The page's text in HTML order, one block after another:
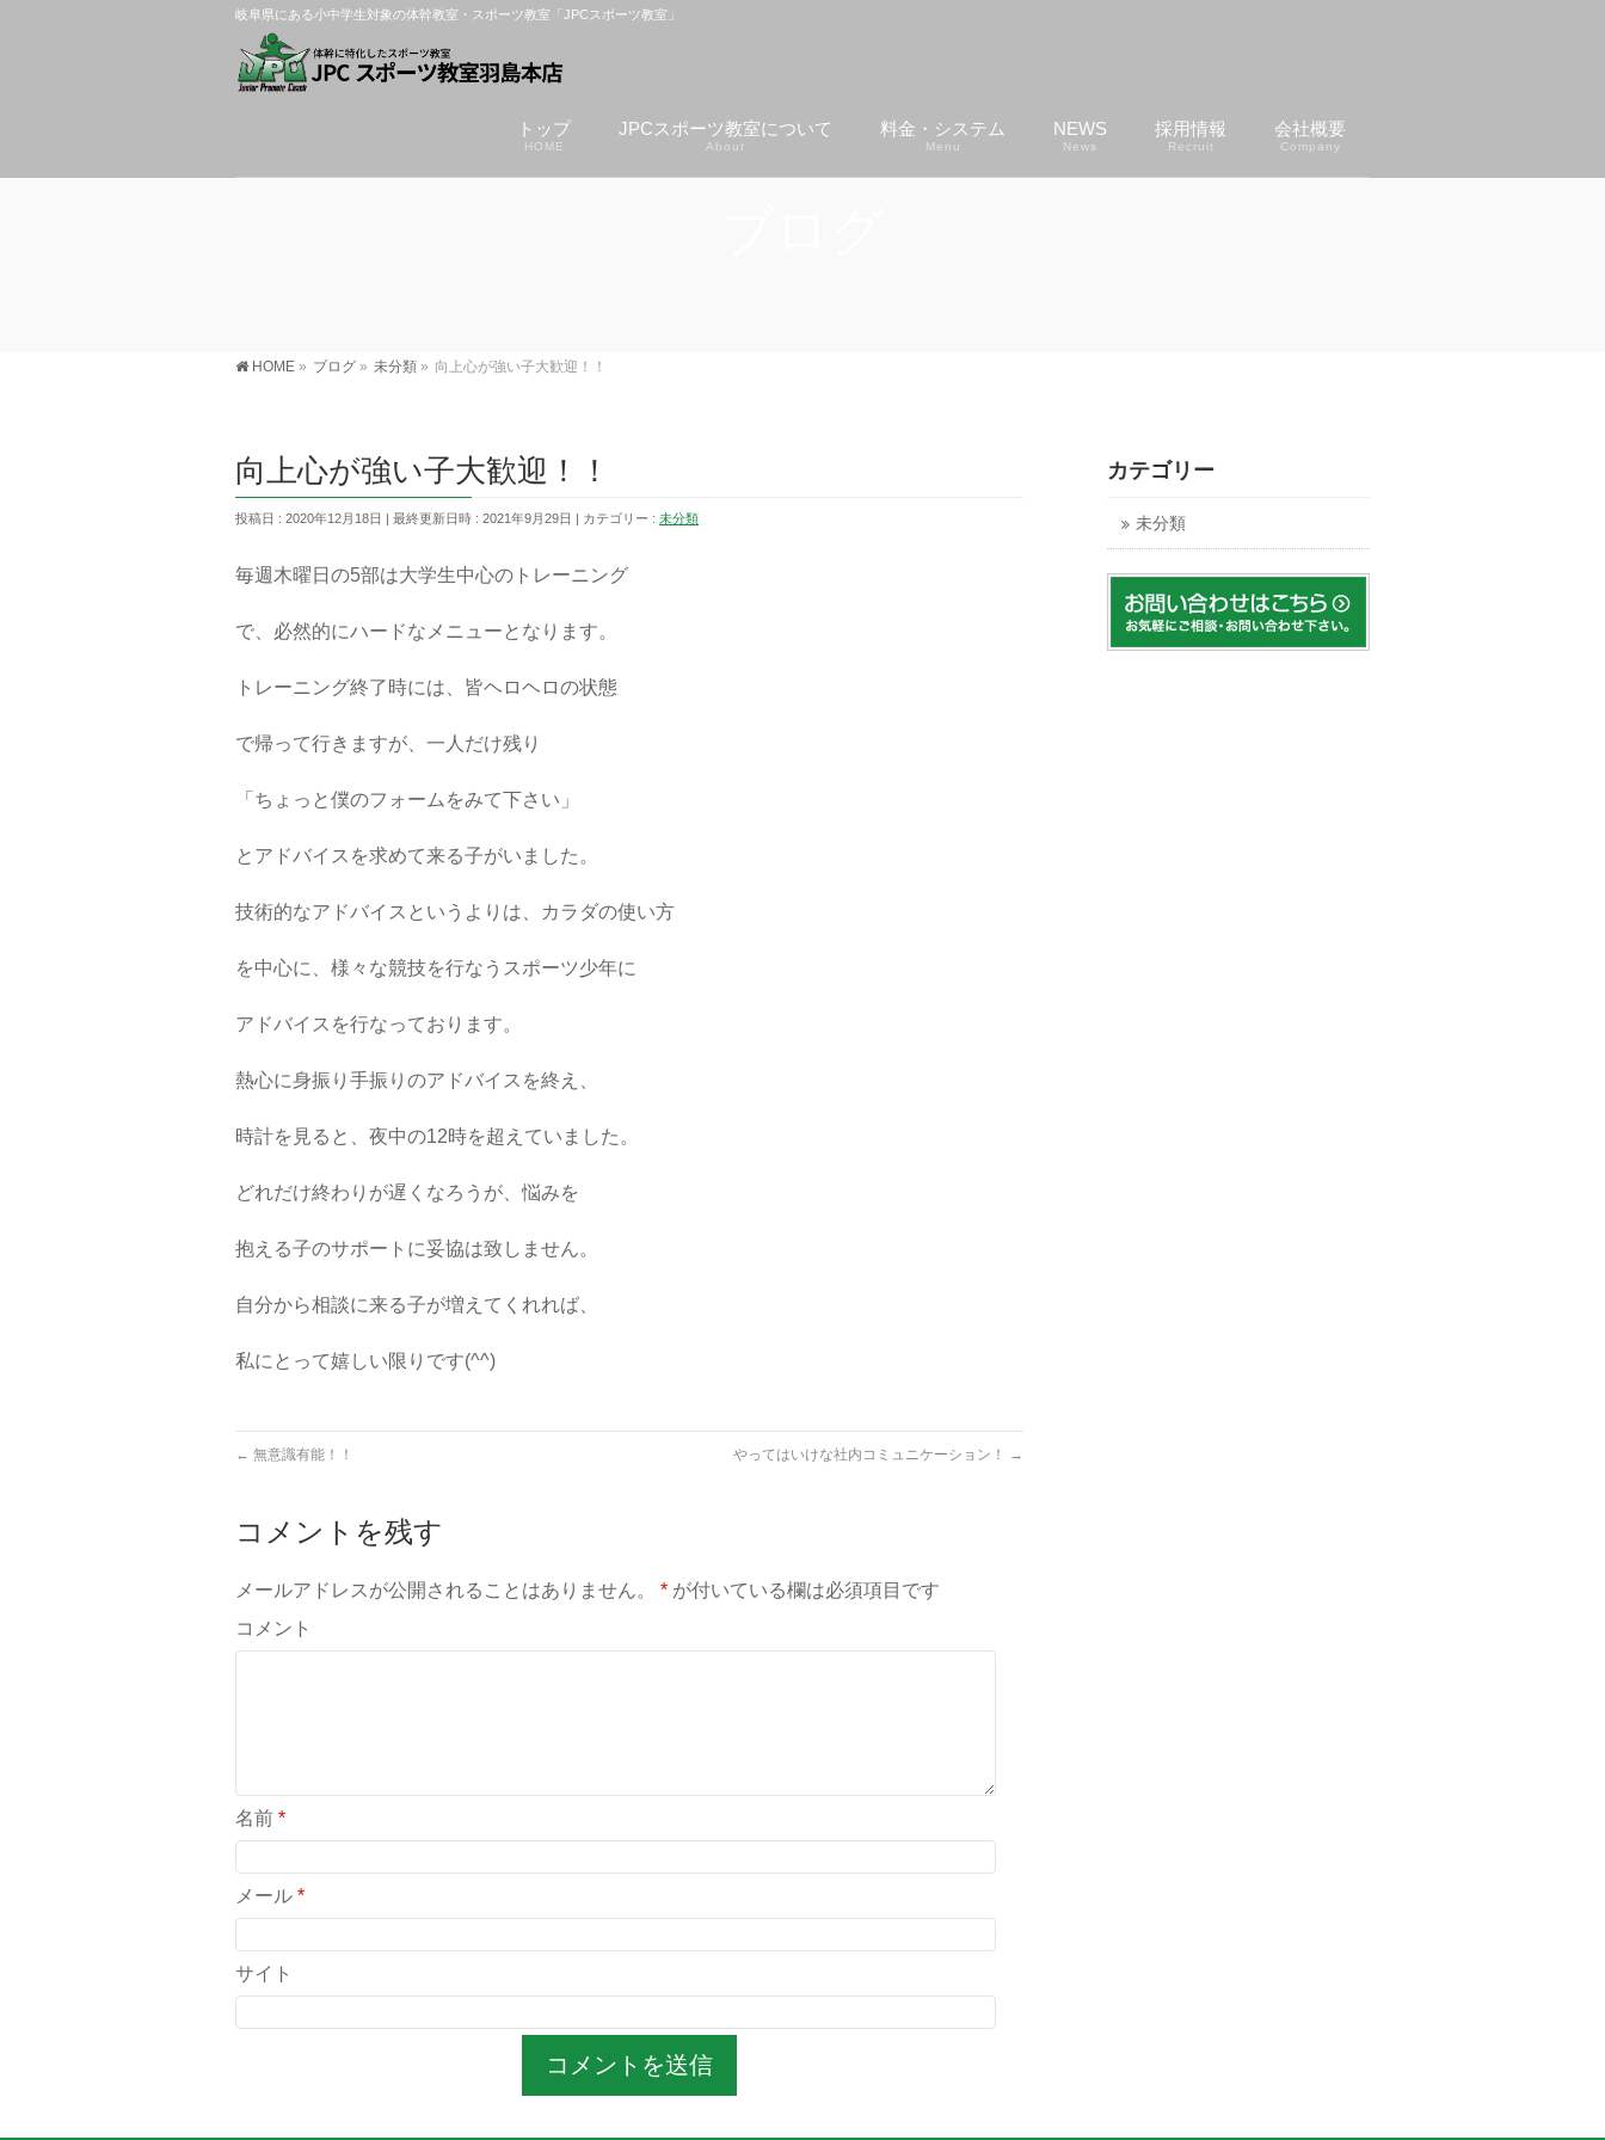
岐阜県にある小中学生対象の体幹教室・スポーツ教室「JPCスポーツ教室」
トップ
HOME
JPCスポーツ教室について
About
料金・システム
Menu
NEWS
News
採用情報
Recruit
会社概要
Company
HOME » ブログ » 未分類 » 向上心が強い子大歓迎！！
向上心が強い子大歓迎！！
投稿日 : 2020年12月18日 最終更新日時 : 2021年9月29日 カテゴリー : 未分類
毎週木曜日の5部は大学生中心のトレーニング
で、必然的にハードなメニューとなります。
トレーニング終了時には、皆ヘロヘロの状態
で帰って行きますが、一人だけ残り
「ちょっと僕のフォームをみて下さい」
とアドバイスを求めて来る子がいました。
技術的なアドバイスというよりは、カラダの使い方
を中心に、様々な競技を行なうスポーツ少年に
アドバイスを行なっております。
熱心に身振り手振りのアドバイスを終え、
時計を見ると、夜中の12時を超えていました。
どれだけ終わりが遅くなろうが、悩みを
抱える子のサポートに妥協は致しません。
自分から相談に来る子が増えてくれれば、
私にとって嬉しい限りです(^^)
← 無意識有能！！ やってはいけな社内コミュニケーション！ →
コメントを残す
メールアドレスが公開されることはありません。 * が付いている欄は必須項目です
コメント
名前 *
メール *
サイト
カテゴリー
未分類